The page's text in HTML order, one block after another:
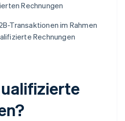
Rechnungen
Transaktionen im Rahmen
Rechnungen